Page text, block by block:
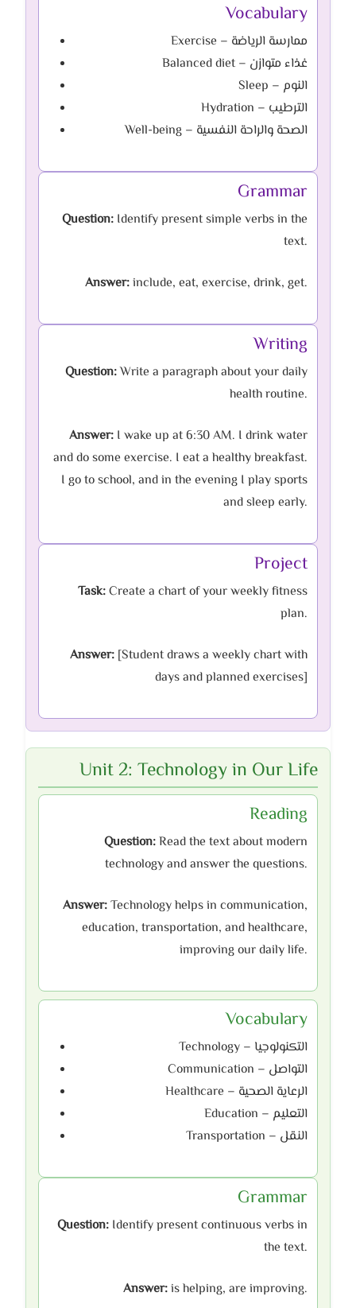
Vocabulary
Exercise – ممارسة الرياضة
Balanced diet – غذاء متوازن
Sleep – النوم
Hydration – الترطيب
Well-being – الصحة والراحة النفسية
Grammar
Question: Identify present simple verbs in the
text.
Answer:include, eat, exercise, drink, get.
Writing
Question:Write a paragraph about your daily
health routine.
Answer: I wake up at 6:30 AM. I drink water
and do some exercise. I eat a healthy breakfast.
I go to school, and in the evening I play sports
and sleep early.
Project
Task:Create a chart of your weekly fitness
plan.
Answer: [Student draws a weekly chart with
days and planned exercises]
Unit 2: Technology in Our Life
Reading
Question:Read the text about modern
technology and answer the questions.
Answer:Technology helps in communication,
education, transportation, and healthcare,
improving our daily life.
Vocabulary
Technology – التكنولوجيا
Communication – التواصل
Healthcare – الرعاية الصحية
Education – التعليم
Transportation – النقل
Grammar
Question: Identify present continuous verbs in
the text.
Answer:is helping, are improving.